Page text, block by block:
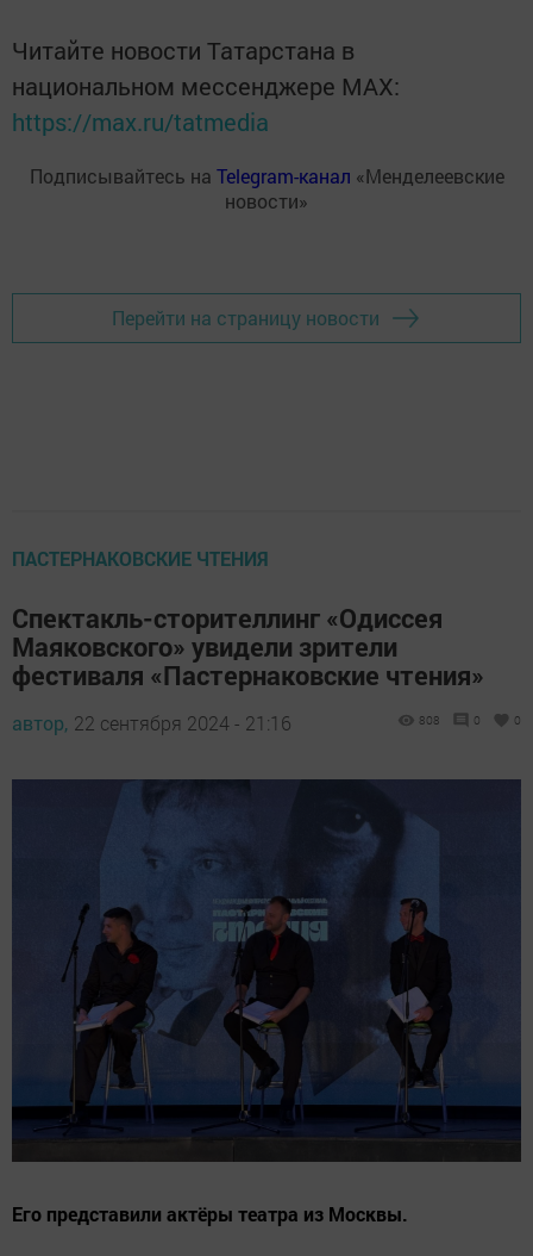
Читайте новости Татарстана в
национальном мессенджере MАХ:
https://max.ru/tatmedia
Подписывайтесь на Telegram-канал «Менделеевские
новости»
Перейти на страницу новости
ПАСТЕРНАКОВСКИЕ ЧТЕНИЯ
Спектакль-сторителлинг «Одиссея
Маяковского» увидели зрители
фестиваля «Пастернаковские чтения»
автор, 22 сентября 2024 - 21:16 808 0 0
Его представили актёры театра из Москвы.